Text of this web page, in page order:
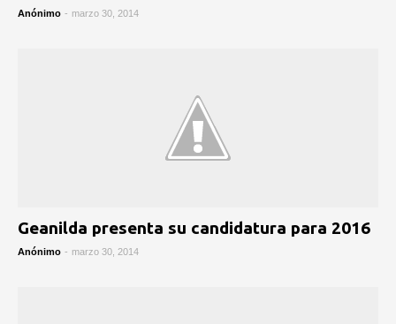
Anónimo - marzo 30, 2014
Geanilda presenta su candidatura para 2016
Anónimo - marzo 30, 2014